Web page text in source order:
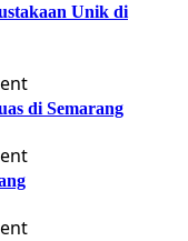
Unik di
di Semarang